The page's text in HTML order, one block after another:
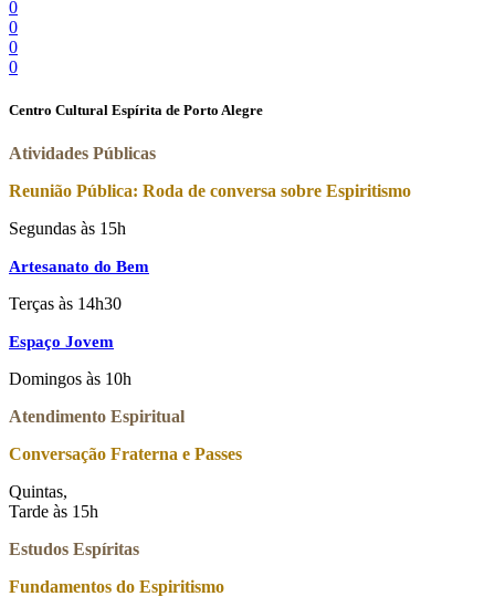
0
0
0
0
Centro Cultural Espírita de Porto Alegre
Atividades Públicas
Reunião Pública: Roda de conversa sobre Espiritismo
Segundas às 15h
Artesanato do Bem
Terças às 14h30
Espaço Jovem
Domingos às 10h
Atendimento Espiritual
Conversação Fraterna e Passes
Quintas,
Tarde às 15h
Estudos Espíritas
Fundamentos do Espiritismo